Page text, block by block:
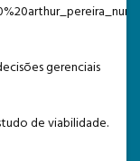
gerenciais
de viabilidade.